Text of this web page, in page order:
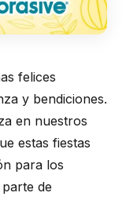
felices
y bendiciones.
en nuestros
estas fiestas
para los
parte de